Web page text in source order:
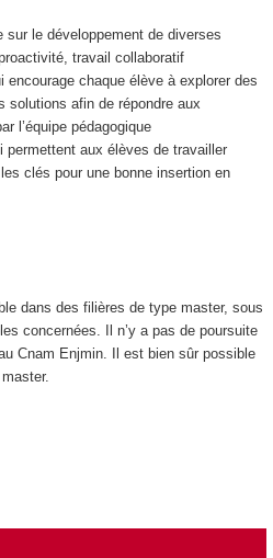
sur le développement de diverses
travail collaboratif
encourage chaque élève à explorer des
solutions afin de répondre aux
l’équipe pédagogique
permettent aux élèves de travailler
clés pour une bonne insertion en
dans des filières de type master, sous
concernées. Il n’y a pas de poursuite
Cnam Enjmin. Il est bien sûr possible